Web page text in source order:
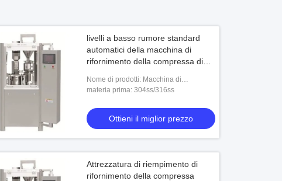
livelli a basso rumore standard
automatici della macchina di
rifornimento della compressa di
Nome di prodotti: Macchina di
rifornimento automatica della capsula
materia prima: 304ss/316ss
Ottieni il miglior prezzo
Attrezzatura di riempimento di
rifornimento della compressa